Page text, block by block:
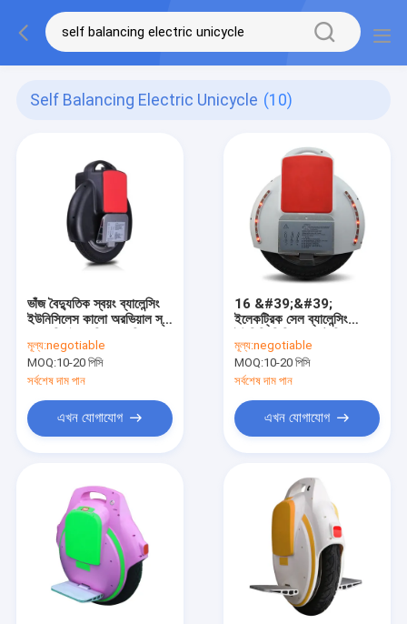
Self Balancing Electric Unicycle (10)
ভাঁজ বৈদ্যুতিক স্বয়ং ব্যালেন্সিং
ইউনিসিলেস কালো অরভিয়াল স্ব
মূল্য:negotiable
MOQ:10-20 পিসি
সর্বশেষ দাম পান
এখন যোগাযোগ
16 &#39;&#39;
ইলেকট্রিক সেল ব্যালেন্সিং
চাকা বৈদ্যুতিক একচিল
মূল্য:negotiable
MOQ:10-20 পিসি
সর্বশেষ দাম পান
এখন যোগাযোগ